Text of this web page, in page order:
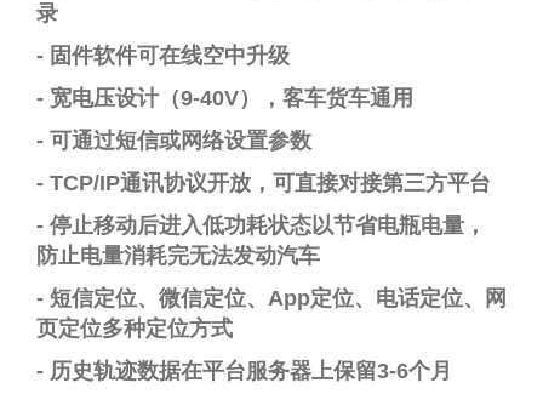
录
- 固件软件可在线空中升级
- 宽电压设计（9-40V），客车货车通用
- 可通过短信或网络设置参数
- TCP/IP通讯协议开放，可直接对接第三方平台
- 停止移动后进入低功耗状态以节省电瓶电量，
防止电量消耗完无法发动汽车
- 短信定位、微信定位、 App定位、电话定位、
网
页定位多种定位方式
- 历史轨迹数据在平台服务器上保留3-6个月